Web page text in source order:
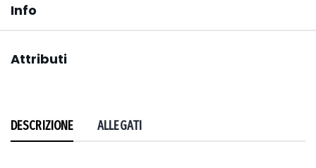
Info
Attributi
DESCRIZIONE ALLEGATI